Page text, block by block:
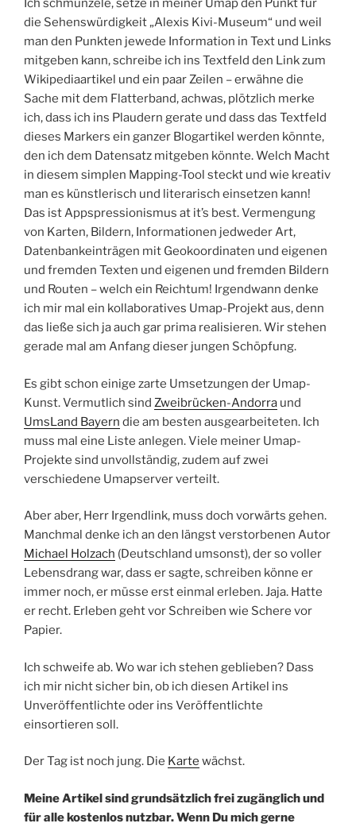
Ich schmunzele, setze in meiner Umap den Punkt für
die Sehenswürdigkeit „Alexis Kivi-Museum“ und weil
man den Punkten jewede Information in Text und Links
mitgeben kann, schreibe ich ins Textfeld den Link zum
Wikipediaartikel und ein paar Zeilen – erwähne die
Sache mit dem Flatterband, achwas, plötzlich merke
ich, dass ich ins Plaudern gerate und dass das Textfeld
dieses Markers ein ganzer Blogartikel werden könnte,
den ich dem Datensatz mitgeben könnte. Welch Macht
in diesem simplen Mapping-Tool steckt und wie kreativ
man es künstlerisch und literarisch einsetzen kann!
Das ist Appspressionismus at it’s best. Vermengung
von Karten, Bildern, Informationen jedweder Art,
Datenbankeinträgen mit Geokoordinaten und eigenen
und fremden Texten und eigenen und fremden Bildern
und Routen – welch ein Reichtum! Irgendwann denke
ich mir mal ein kollaboratives Umap-Projekt aus, denn
das ließe sich ja auch gar prima realisieren. Wir stehen
gerade mal am Anfang dieser jungen Schöpfung.
Es gibt schon einige zarte Umsetzungen der Umap-
Kunst. Vermutlich sind Zweibrücken-Andorra und
UmsLand Bayern die am besten ausgearbeiteten. Ich
muss mal eine Liste anlegen. Viele meiner Umap-
Projekte sind unvollständig, zudem auf zwei
verschiedene Umapserver verteilt.
Aber aber, Herr Irgendlink, muss doch vorwärts gehen.
Manchmal denke ich an den längst verstorbenen Autor
Michael Holzach (Deutschland umsonst), der so voller
Lebensdrang war, dass er sagte, schreiben könne er
immer noch, er müsse erst einmal erleben. Jaja. Hatte
er recht. Erleben geht vor Schreiben wie Schere vor
Papier.
Ich schweife ab. Wo war ich stehen geblieben? Dass
ich mir nicht sicher bin, ob ich diesen Artikel ins
Unveröffentlichte oder ins Veröffentlichte
einsortieren soll.
Der Tag ist noch jung. Die Karte wächst.
Meine Artikel sind grundsätzlich frei zugänglich und
für alle kostenlos nutzbar. Wenn Du mich gerne